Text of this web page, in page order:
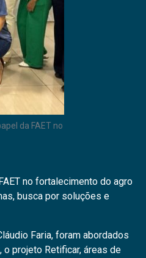
da FAET no
no fortalecimento do agro
busca por soluções e
Faria, foram abordados
o projeto Retificar, áreas de